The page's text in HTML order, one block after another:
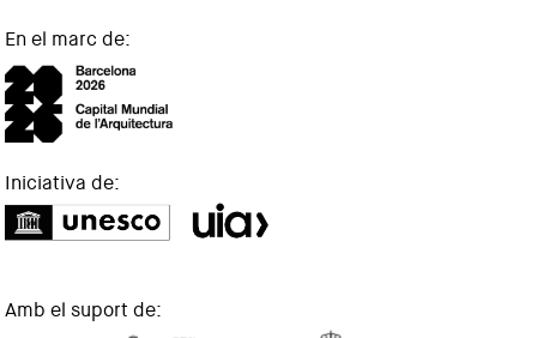
En el marc de:
Iniciativa de:
Amb el suport de: